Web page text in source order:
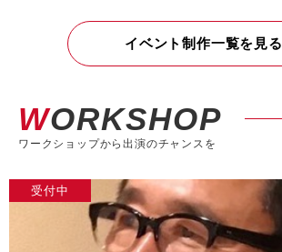
イベント制作一覧を見る
WORKSHOP
ワークショップから出演のチャンスを
受付中